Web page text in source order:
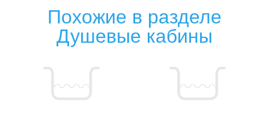
Похожие в разделе
Душевые кабины